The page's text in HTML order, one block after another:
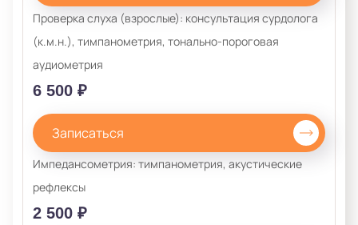
Проверка слуха (взрослые): консультация сурдолога
(к.м.н.), тимпанометрия, тонально-пороговая
аудиометрия
6 500 ₽
Записаться
Импедансометрия: тимпанометрия, акустические
рефлексы
2 500 ₽